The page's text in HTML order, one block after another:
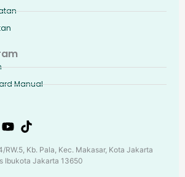
Manual
RW.5, Kb. Pala, Kec. Makasar, Kota Jakarta
Ibukota Jakarta 13650